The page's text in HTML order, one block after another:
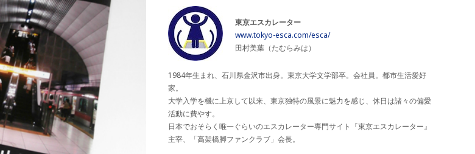
東京エスカレーター
www.tokyo-esca.com/esca/
田村美葉（たむらみは）
1984年生まれ、石川県金沢市出身。東京大学文学部卒。会社員。都市生活愛好
家。
大学入学を機に上京して以来、東京独特の風景に魅力を感じ、休日は諸々の偏愛
活動に費やす。
日本でおそらく唯一ぐらいのエスカレーター専門サイト『東京エスカレーター』
主宰、「高架橋脚ファンクラブ」会長。